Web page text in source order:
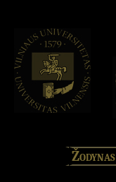
Žodynas